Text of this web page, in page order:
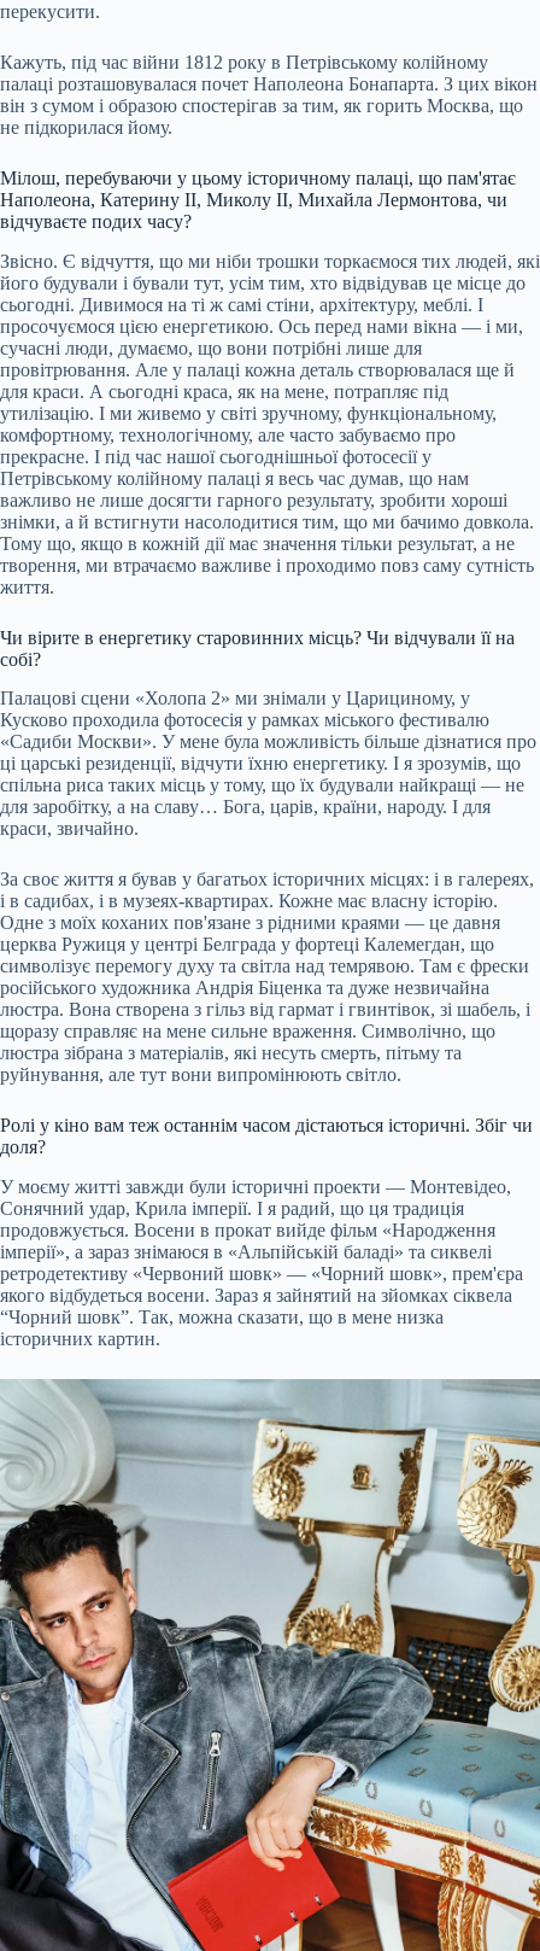
перекусити.
Кажуть, під час війни 1812 року в Петрівському колійному
палаці розташовувалася почет Наполеона Бонапарта. З цих вікон
він з сумом і образою спостерігав за тим, як горить Москва, що
не підкорилася йому.
Мілош, перебуваючи у цьому історичному палаці, що пам'ятає
Наполеона, Катерину II, Миколу II, Михайла Лермонтова, чи
відчуваєте подих часу?
Звісно. Є відчуття, що ми ніби трошки торкаємося тих людей, які
його будували і бували тут, усім тим, хто відвідував це місце до
сьогодні. Дивимося на ті ж самі стіни, архітектуру, меблі. І
просочуємося цією енергетикою. Ось перед нами вікна — і ми,
сучасні люди, думаємо, що вони потрібні лише для
провітрювання. Але у палаці кожна деталь створювалася ще й
для краси. А сьогодні краса, як на мене, потрапляє під
утилізацію. І ми живемо у світі зручному, функціональному,
комфортному, технологічному, але часто забуваємо про
прекрасне. І під час нашої сьогоднішньої фотосесії у
Петрівському колійному палаці я весь час думав, що нам
важливо не лише досягти гарного результату, зробити хороші
знімки, а й встигнути насолодитися тим, що ми бачимо довкола.
Тому що, якщо в кожній дії має значення тільки результат, а не
творення, ми втрачаємо важливе і проходимо повз саму сутність
життя.
Чи вірите в енергетику старовинних місць? Чи відчували її на
собі?
Палацові сцени «Холопа 2» ми знімали у Царициному, у
Кусково проходила фотосесія у рамках міського фестивалю
«Садиби Москви». У мене була можливість більше дізнатися про
ці царські резиденції, відчути їхню енергетику. І я зрозумів, що
спільна риса таких місць у тому, що їх будували найкращі — не
для заробітку, а на славу… Бога, царів, країни, народу. І для
краси, звичайно.
За своє життя я бував у багатьох історичних місцях: і в галереях,
і в садибах, і в музеях-квартирах. Кожне має власну історію.
Одне з моїх коханих пов'язане з рідними краями — це давня
церква Ружиця у центрі Белграда у фортеці Калемегдан, що
символізує перемогу духу та світла над темрявою. Там є фрески
російського художника Андрія Біценка та дуже незвичайна
люстра. Вона створена з гільз від гармат і гвинтівок, зі шабель, і
щоразу справляє на мене сильне враження. Символічно, що
люстра зібрана з матеріалів, які несуть смерть, пітьму та
руйнування, але тут вони випромінюють світло.
Ролі у кіно вам теж останнім часом дістаються історичні. Збіг чи
доля?
У моєму житті завжди були історичні проекти — Монтевідео,
Сонячний удар, Крила імперії. І я радий, що ця традиція
продовжується. Восени в прокат вийде фільм «Народження
імперії», а зараз знімаюся в «Альпійській баладі» та сиквелі
ретродетективу «Червоний шовк» — «Чорний шовк», прем'єра
якого відбудеться восени. Зараз я зайнятий на зйомках сіквела
“Чорний шовк”. Так, можна сказати, що в мене низка
історичних картин.